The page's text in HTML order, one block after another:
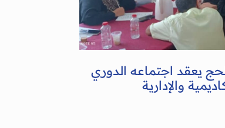
يعقد اجتماعه الدوري
والإدارية